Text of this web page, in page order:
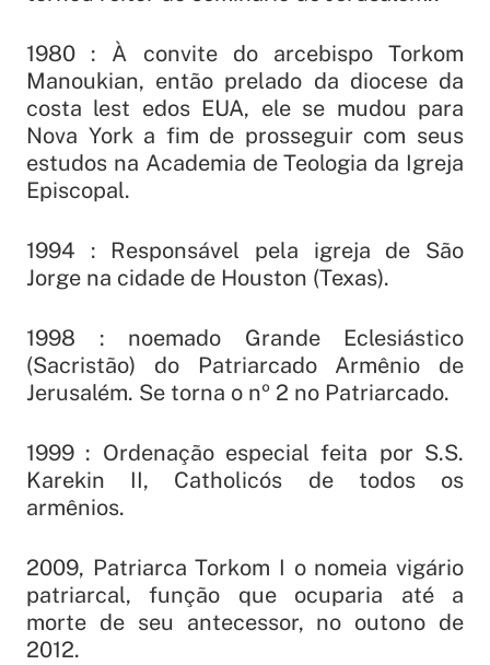
1980 : À convite do arcebispo Torkom
Manoukian, então prelado da diocese da
costa lest edos EUA, ele se mudou para
Nova York a fim de prosseguir com seus
estudos na Academia de Teologia da Igreja
Episcopal.
1994 : Responsável pela igreja de São
Jorge na cidade de Houston (Texas).
1998 : noemado Grande Eclesiástico
(Sacristão) do Patriarcado Armênio de
Jerusalém. Se torna o nº 2 no Patriarcado.
1999 : Ordenação especial feita por S.S.
Karekin II, Catholicós de todos os
armênios.
2009, Patriarca Torkom I o nomeia vigário
patriarcal, função que ocuparia até a
morte de seu antecessor, no outono de
2012.